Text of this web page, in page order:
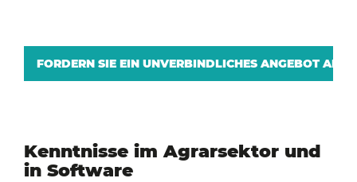
FORDERN SIE EIN UNVERBINDLICHES ANGEBOT AN
Kenntnisse im Agrarsektor und
in Software